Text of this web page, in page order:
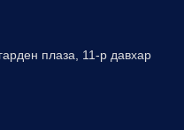
плаза, 11-р давхар